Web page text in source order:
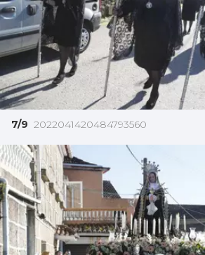
7/9 2022041420484793560